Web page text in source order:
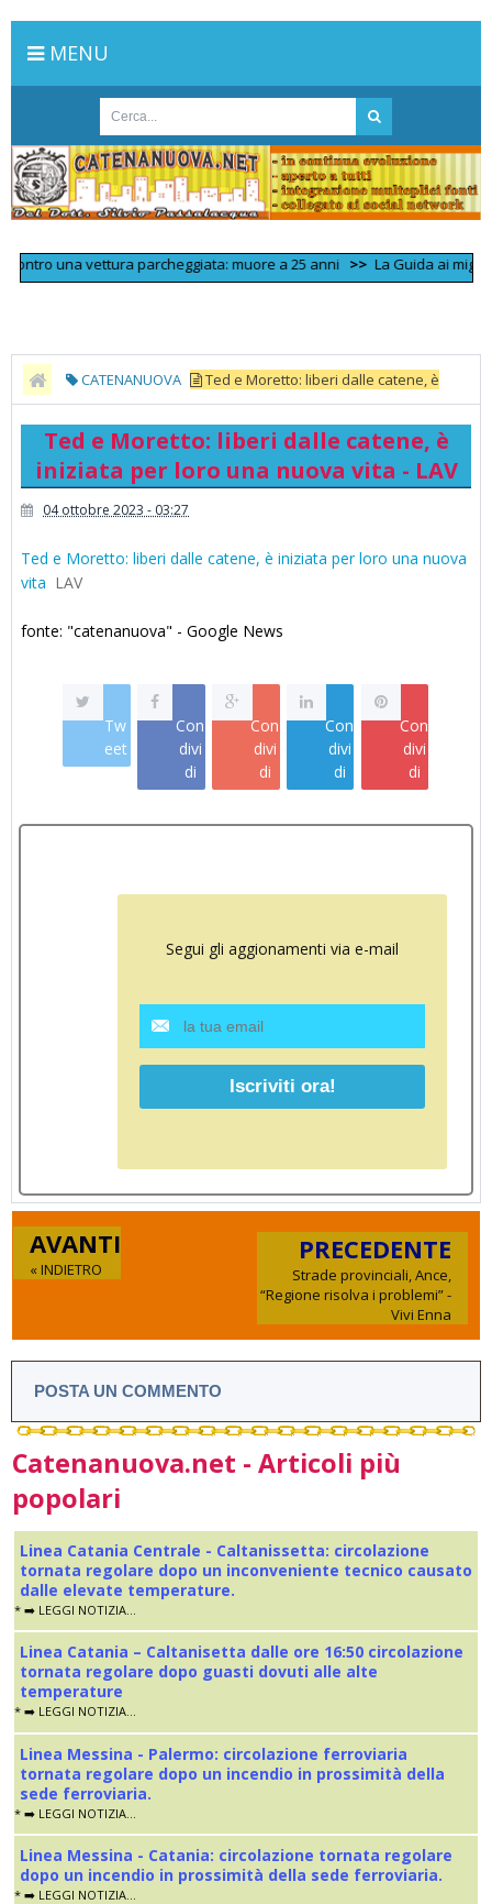
MENU
una vettura parcheggiata: muore a 25 anni >> La Guida ai migliori 100
CATENANUOVA Ted e Moretto: liberi dalle catene, è
iniziata per loro una nuova vita - LAV
Ted e Moretto: liberi dalle catene, è
iniziata per loro una nuova vita - LAV
04 ottobre 2023 - 03:27
Ted e Moretto: liberi dalle catene, è iniziata per loro una nuova
vita LAV
fonte: "catenanuova" - Google News
Tw
eet
Con
divi
di
Con
divi
di
Con
divi
di
Con
divi
di
Segui gli aggionamenti via e-mail
AVANTI
« INDIETRO
PRECEDENTE
Strade provinciali, Ance,
“Regione risolva i problemi” -
Vivi Enna
POSTA UN COMMENTO
Catenanuova.net - Articoli più
popolari
Linea Catania Centrale - Caltanissetta: circolazione
tornata regolare dopo un inconveniente tecnico causato
dalle elevate temperature.
* ➡️ LEGGI NOTIZIA...
Linea Catania – Caltanisetta dalle ore 16:50 circolazione
tornata regolare dopo guasti dovuti alle alte
temperature
* ➡️ LEGGI NOTIZIA...
Linea Messina - Palermo: circolazione ferroviaria
tornata regolare dopo un incendio in prossimità della
sede ferroviaria.
* ➡️ LEGGI NOTIZIA...
Linea Messina - Catania: circolazione tornata regolare
dopo un incendio in prossimità della sede ferroviaria.
* ➡️ LEGGI NOTIZIA...